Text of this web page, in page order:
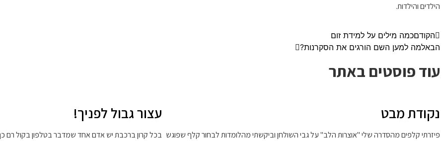
הילדים והילדות.
הקודםכמה מילים על למידת זום
הבאלמה למען השם הורגים את הסקרנות?
עוד פוסטים באתר
נקודת מבט
פיזרתי קלפים מהסדרה שלי "אוצרות הלב" על גבי השולחן וביקשתי מהלומדות לבחור קלף שפוגש
עצור גבול לפניך!
בכל קרון ברכבת יש אדם אחד שמדבר בטלפון בקול רם